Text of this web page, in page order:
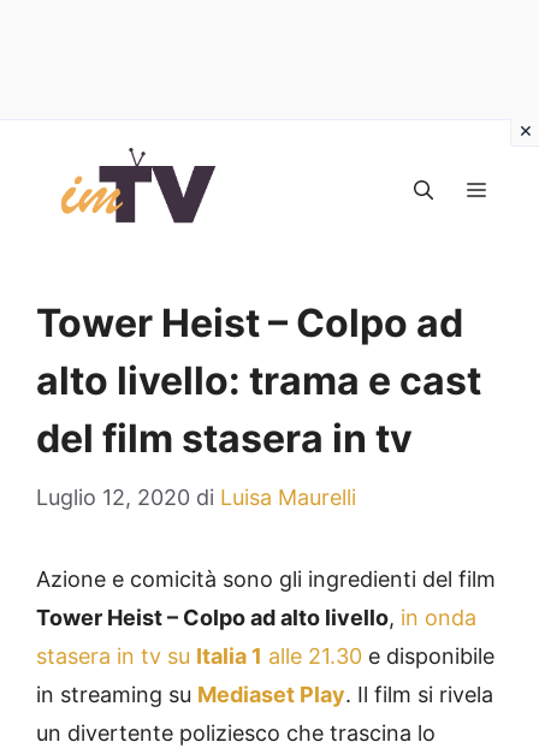
contenuto
Tower Heist – Colpo ad
alto livello: trama e cast
del film stasera in tv
Luglio 12, 2020 di Luisa Maurelli
Azione e comicità sono gli ingredienti del film
Tower Heist – Colpo ad alto livello, in onda
stasera in tv su Italia 1 alle 21.30 e disponibile
in streaming su Mediaset Play. Il film si rivela
un divertente poliziesco che trascina lo